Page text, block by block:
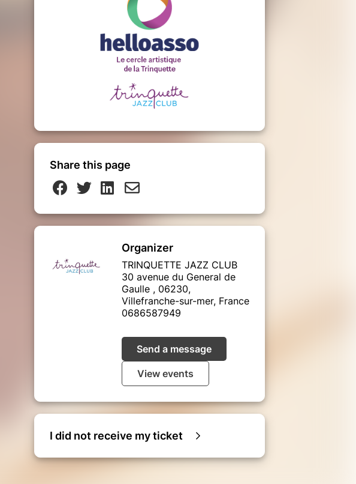
Share this page
Organizer
TRINQUETTE JAZZ CLUB
30 avenue du General de
Gaulle , 06230,
Villefranche-sur-mer, France
0686587949
Send a message
View events
I did not receive my ticket